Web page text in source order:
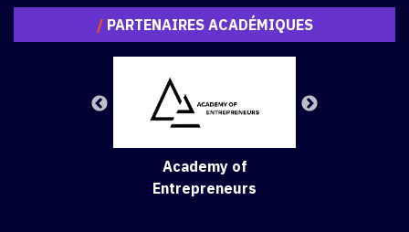
/PARTENAIRES ACADÉMIQUES
Academy of
Entrepreneurs